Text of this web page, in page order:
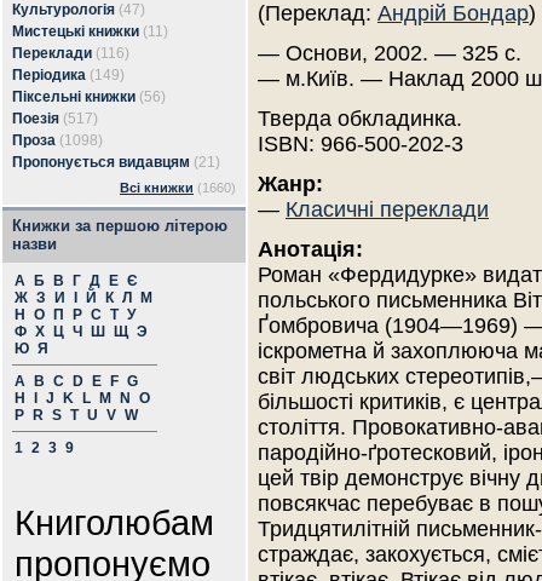
Культурологія (47)
Мистецькі книжки (11)
Переклади (116)
Періодика (149)
Піксельні книжки (56)
Поезія (517)
Проза (1098)
Пропонується видавцям (21)
Всі книжки (1660)
Книжки за першою літерою
назви
А Б В Г Д Е Є
Ж З И Й К Л
М
Н
О П Р С Т У
Ф Х Ц Ч Ш Щ Э
Ю Я
A
B C D E F G
H
J K L M N
O
P
R S T U V W
1 2 3 9
Книголюбам
пропонуємо
(Переклад: Андрій Бондар)
— Основи, 2002. — 325 с.
— м.Київ. — Наклад 2000
Тверда обкладинка.
ISBN: 966-500-202-3
Жанр:
— Класичні переклади
Анотація:
Роман «Фердидурке»
польського письменника
Ґомбровича (1904—1969)
іскрометна й захоплююча
світ людських
більшості критиків, є
століття. Провокативно-
пародійно-ґротесковий,
цей твір демонструє вічну
повсякчас перебуває в
Тридцятилітній
страждає, закохується,